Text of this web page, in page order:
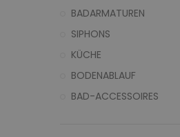
BADARMATUREN
SIPHONS
KÜCHE
BODENABLAUF
BAD-ACCESSOIRES